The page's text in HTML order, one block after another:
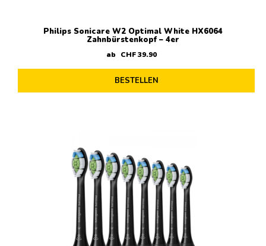
Philips Sonicare W2 Optimal White HX6064
Zahnbürstenkopf – 4er
ab CHF39.90
BESTELLEN